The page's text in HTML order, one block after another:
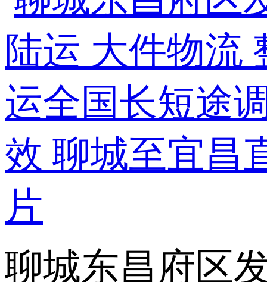
聊城东昌府区